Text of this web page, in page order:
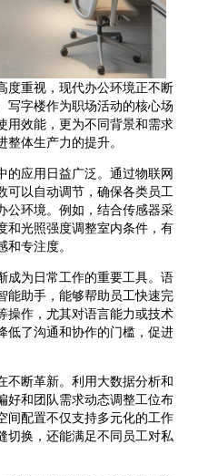
度重视，现代办公环境正不断
写字楼作为职场活动的核心场
用效能，更为不同背景和需求
体生产力的提升。
的应用日益广泛。通过物联网
可以自动调节，确保各类员工
公环境。例如，结合传感器采
和光照强度调整室内条件，有
专注度。
成为日常工作的重要工具。语
能助手，能够帮助员工快速完
操作，尤其对语言能力或技术
低了沟通和协作的门槛，促进
不断革新。利用大数据分析和
好和团队需求动态调整工位布
间配置不仅支持多元化的工作
切换，还能满足不同员工对私